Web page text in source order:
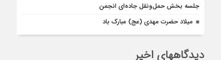
جلسه بخش حمل‌ونقل جاده‌ای انجمن
میلاد حضرت مهدی (عج) مبارک باد
دیدگاههای اخیر